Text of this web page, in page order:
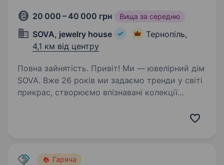
20 000 – 40 000 грн Вища за середню
SOVA, jewelry house
Тернопіль,
4,1 км від центру
Повна зайнятість. Привіт! Ми — ювелірний дім
SOVA. Вже 26 років ми задаємо тренди у світі
прикрас, створюємо впізнавані колекції
Гаряча